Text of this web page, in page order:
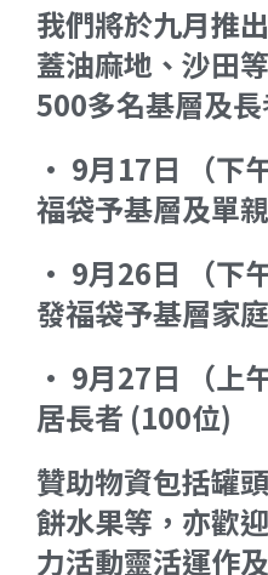
我們將於九月推
蓋油麻地、沙田
500多名基層及長
• 9月17日 （下
福袋予基層及單
• 9月26日 （下
發福袋予基層家
• 9月27日 （上
居長者 (100位)
贊助物資包括罐
餅水果等，亦歡
力活動靈活運作